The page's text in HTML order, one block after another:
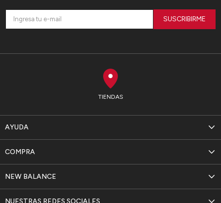
TIENDAS
AYUDA
NEW BALANCE
COMPRA
NUESTRAS REDES SOCIALES
SUSCRIBIRME